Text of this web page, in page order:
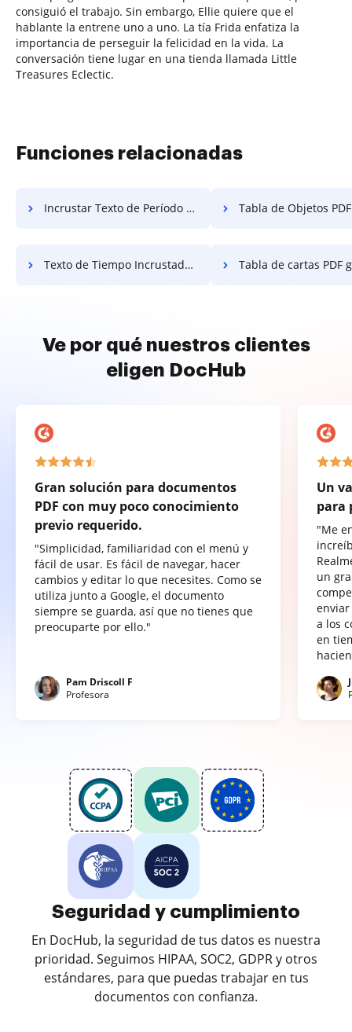
consiguió el trabajo. Sin embargo, Ellie quiere que el
hablante la entrene uno a uno. La tía Frida enfatiza la
importancia de perseguir la felicidad en la vida. La
conversación tiene lugar en una tienda llamada Little
Treasures Eclectic.
Funciones relacionadas
Incrustar Texto de Período Gratis Tabla de Objetos
Texto de Tiempo Incrustado Gratis Tabla de cartas PDF
Ve por qué nuestros clientes
eligen DocHub
Gran solución para documentos
PDF con muy poco conocimiento
previo requerido.
"Simplicidad, familiaridad con el menú y
fácil de usar. Es fácil de navegar, hacer
cambios y editar lo que necesites. Como se
utiliza junto a Google, el documento
siempre se guarda, así que no tienes que
preocuparte por ello."
Pam Driscoll F
Profesora
Un
para
"Me
un
a los
en
Seguridad y cumplimiento
En DocHub, la seguridad de tus datos es nuestra
prioridad. Seguimos HIPAA, SOC2, GDPR y otros
estándares, para que puedas trabajar en tus
documentos con confianza.